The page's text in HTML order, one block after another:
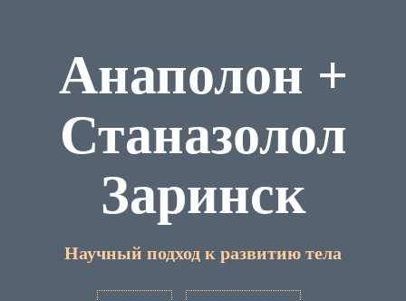
Анаполон +
Станазолол
Заринск
Научный подход к развитию тела